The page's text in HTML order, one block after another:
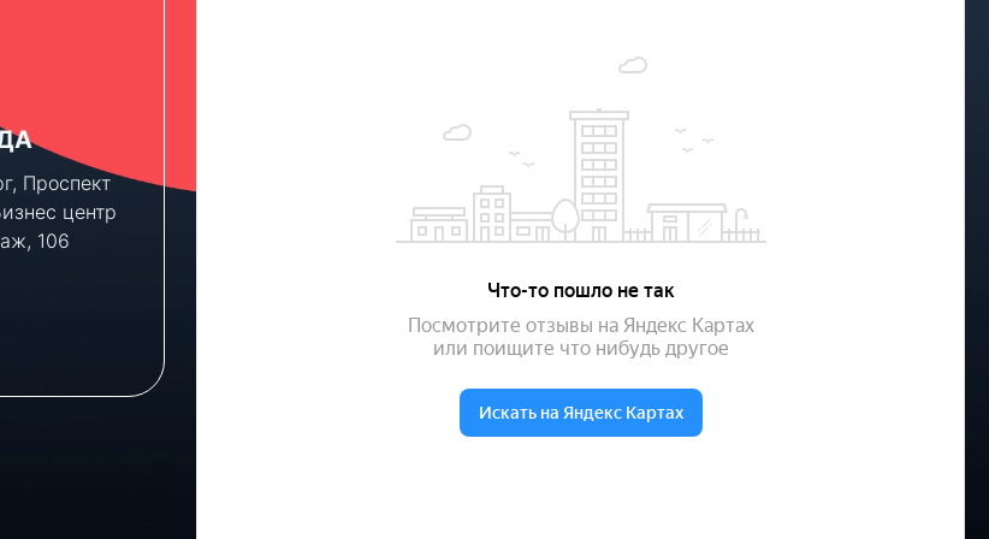
Проспект
центр
106
консультация по новым
объектам, мы можем
место во дворе бизнес центра